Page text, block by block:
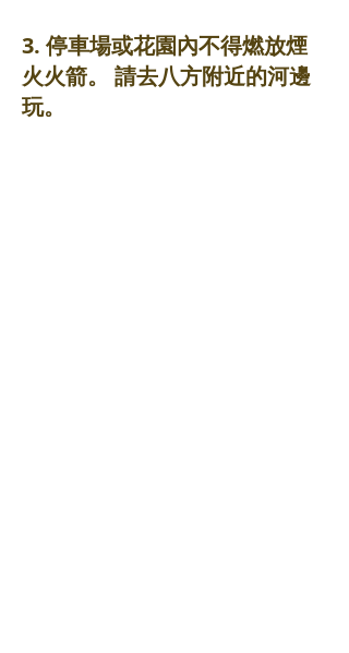
3. 停車場或花園內不得燃放煙
火火箭。 請去八方附近的河邊
玩。